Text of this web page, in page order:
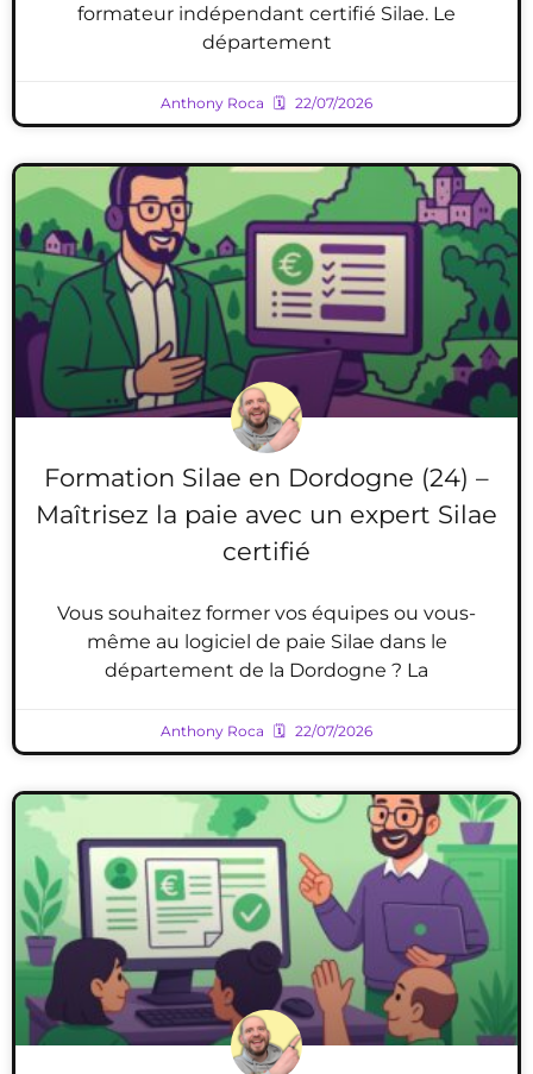
formateur indépendant certifié Silae. Le
département
Anthony Roca 22/07/2026
Formation Silae en Dordogne (24) –
Maîtrisez la paie avec un expert Silae
certifié
Vous souhaitez former vos équipes ou vous-
même au logiciel de paie Silae dans le
département de la Dordogne ? La
Anthony Roca 22/07/2026